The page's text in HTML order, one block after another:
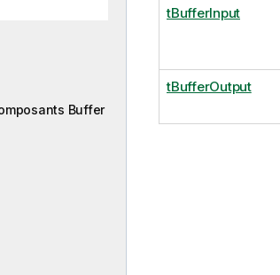
Buffer
tBufferInput
tBufferOutput